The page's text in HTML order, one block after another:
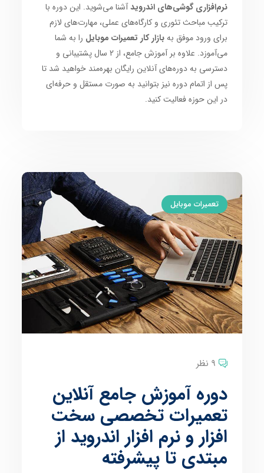
نرم‌افزاری گوشی‌های اندرویدآشنا می‌شوید. این دوره با
ترکیب مباحث تئوری و کارگاه‌های عملی، مهارت‌های لازم
برای ورود موفق بهبازار کار تعمیرات موبایل را به شما
می‌آموزد. علاوه بر آموزش جامع، از 2 سال پشتیبانی و
دسترسی به دوره‌های آنلاین رایگان بهره‌مند خواهید شد تا
پس از اتمام دوره نیز بتوانید به صورت مستقل و حرفه‌ای
در این حوزه فعالیت کنید.
تعمیرات موبایل
9 نظر
دوره آموزش جامع آنلاین
تعمیرات تخصصی سخت
افزار و نرم افزار اندروید از
مبتدی تا پیشرفته